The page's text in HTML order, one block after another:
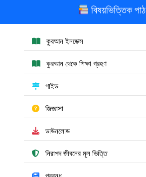
বিষয়ভিত্তিক পাঠ
কুরআন ইনডেক্স
কুরআন থেকে শিক্ষা গ্রহণ
গাইড
জিজ্ঞাসা
ডাউনলোড
নিরাপদ জীবনের মূল ভিত্তি